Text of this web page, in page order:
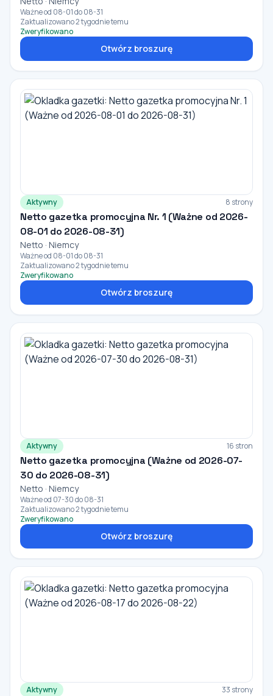
Ważne od 08-01 do 08-31
Zaktualizowano 2 tygodnie temu
Zweryfikowano
Otwórz broszurę
Aktywny 8 strony
Netto gazetka promocyjna Nr. 1 (Ważne od 2026-
08-01 do 2026-08-31)
Netto · Niemcy
Ważne od 08-01 do 08-31
Zaktualizowano 2 tygodnie temu
Zweryfikowano
Otwórz broszurę
Aktywny 16 stron
Netto gazetka promocyjna (Ważne od 2026-07-
30 do 2026-08-31)
Netto · Niemcy
Ważne od 07-30 do 08-31
Zaktualizowano 2 tygodnie temu
Zweryfikowano
Otwórz broszurę
Aktywny 33 strony